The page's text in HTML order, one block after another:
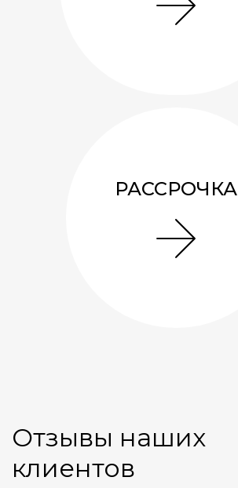
РАССРОЧКА
Отзывы наших
клиентов
Беседка 3х3 «Сюрприз»